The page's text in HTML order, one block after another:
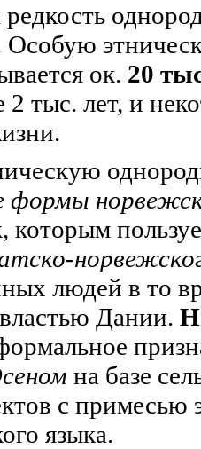
редкость
Особую
ок. 20
тыс. лет, и
формы
, которым
людей в то
Дании.
на базе
с примесью
языка.